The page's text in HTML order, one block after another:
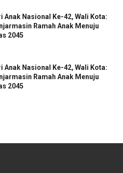
Anak Nasional Ke-42, Wali Kota:
Ramah Anak Menuju
2045
Anak Nasional Ke-42, Wali Kota:
Ramah Anak Menuju
2045